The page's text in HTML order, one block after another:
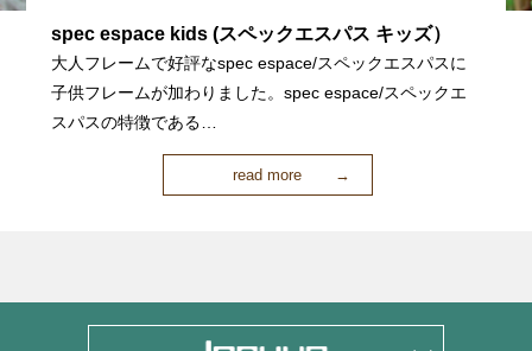
spec espace kids (スペックエスパス キッズ）
大人フレームで好評なspec espace/スペックエスパスに
子供フレームが加わりました。spec espace/スペックエ
スパスの特徴である…
read more